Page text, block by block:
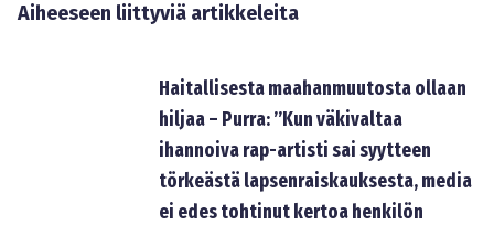
Aiheeseen liittyviä artikkeleita
Haitallisesta maahanmuutosta ollaan
hiljaa – Purra: ”Kun väkivaltaa
ihannoiva rap-artisti sai syytteen
törkeästä lapsenraiskauksesta, media
ei edes tohtinut kertoa henkilön